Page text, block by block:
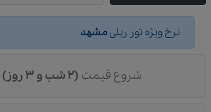
نرخ ویژه تور ریلیمشهد
شروع قیمت (2 شب و 3 روز)